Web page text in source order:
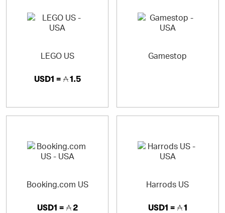
LEGO US
USD1 = 1.5
Gamestop
Booking.com US
USD1 = 2
Harrods US
USD1 = 1